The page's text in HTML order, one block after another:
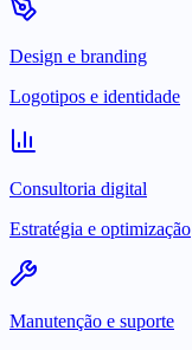
Design e branding
Logotipos e identidade
Consultoria digital
Estratégia e optimização
Manutenção e suporte